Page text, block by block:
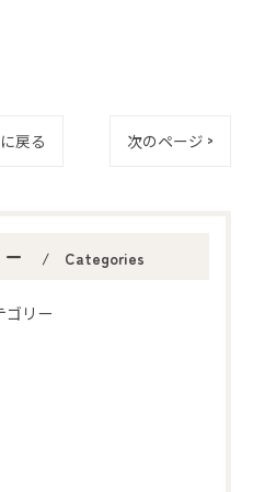
戻る 次のページ >
Categories
ゴリー